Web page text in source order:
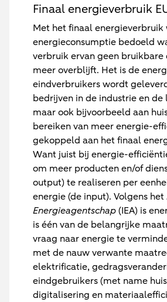
Finaal energieverbruik
Met het finaal
energieconsumptie bedoeld
verbruik ervan geen bruikbare
meer overblijft. Het is de
eindverbruikers wordt
bedrijven in de industrie en de
maar ook bijvoorbeeld aan
bereiken van meer energie-
gekoppeld aan het finaal
Want juist bij energie-
om meer producten en/of
output) te realiseren per
energie (de input). Volgens het
Energieagentschap(IEA) is
is één van de belangrijke
vraag naar energie te
met de nauw verwante
elektrificatie,
eindgebruikers (met name
digitalisering en